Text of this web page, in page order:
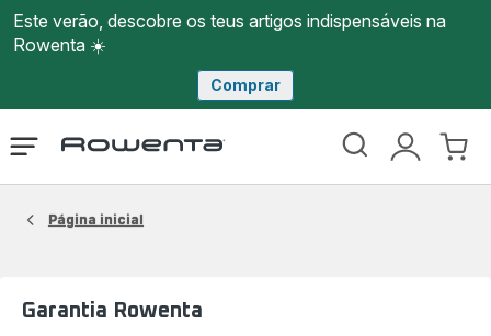
Este verão, descobre os teus artigos indispensáveis na
Rowenta ☀️
Comprar
Página
Rowenta
O
Abrir
Página inicial
Garantia Rowenta